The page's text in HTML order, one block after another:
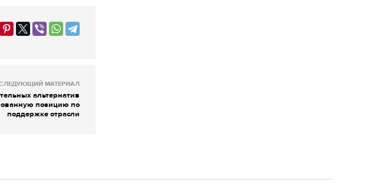
МАТЕРИАЛ
альтернатив
позицию по
поддержке отрасли